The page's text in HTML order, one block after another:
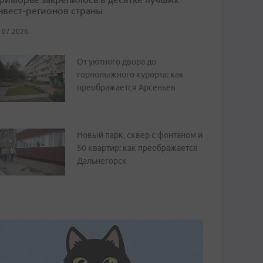
регионов страны
От уютного двора до
горнолыжного курорта: как
преображается Арсеньев
Новый парк, сквер с фонтаном и
50 квартир: как преображается
Дальнегорск